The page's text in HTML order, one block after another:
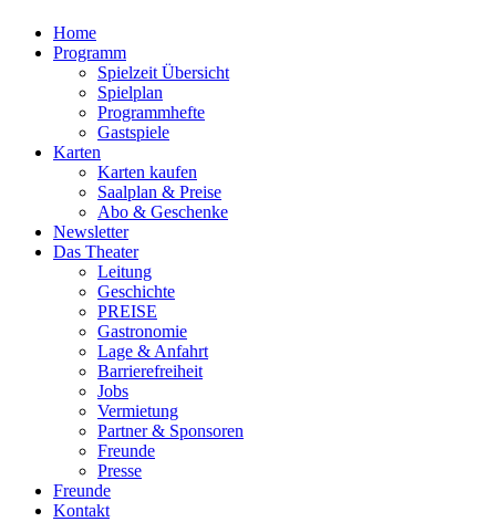
Home
Programm
Spielzeit Übersicht
Spielplan
Programmhefte
Gastspiele
Karten
Karten kaufen
Saalplan & Preise
Abo & Geschenke
Newsletter
Das Theater
Leitung
Geschichte
PREISE
Gastronomie
Lage & Anfahrt
Barrierefreiheit
Jobs
Vermietung
Partner & Sponsoren
Freunde
Presse
Freunde
Kontakt